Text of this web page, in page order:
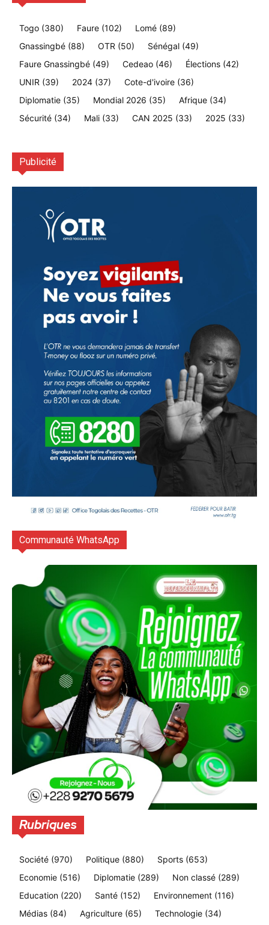
Togo (380) Faure (102) Lomé (89)
Gnassingbé (88) OTR (50) Sénégal (49)
Faure Gnassingbé (49) Cedeao (46) Élections (42)
UNIR (39) 2024 (37) Cote-d'ivoire (36)
Diplomatie (35) Mondial 2026 (35) Afrique (34)
Sécurité (34) Mali (33) CAN 2025 (33) 2025 (33)
Publicité
Communauté WhatsApp
Rubriques
Société (970) Politique (880) Sports (653)
Economie (516) Diplomatie (289) Non classé (289)
Education (220) Santé (152) Environnement (116)
Médias (84) Agriculture (65) Technologie (34)